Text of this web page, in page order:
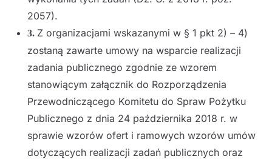
2057).
3. Z organizacjami wskazanymi w § 1 pkt 2) – 4)
zostaną zawarte umowy na wsparcie realizacji
zadania publicznego zgodnie ze wzorem
stanowiącym załącznik do Rozporządzenia
Przewodniczącego Komitetu do Spraw Pożytku
Publicznego z dnia 24 października 2018 r. w
sprawie wzorów ofert i ramowych wzorów umów
dotyczących realizacji zadań publicznych oraz